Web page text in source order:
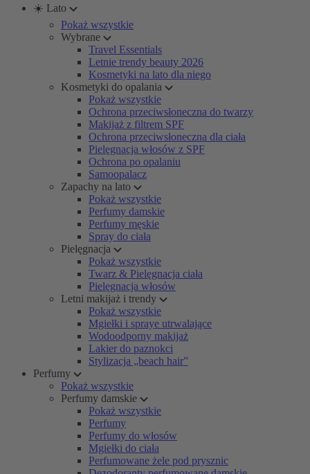
☀️ Lato
Pokaż wszystkie
Wybrane
Travel Essentials
Letnie trendy beauty 2026
Kosmetyki na lato dla niego
Kosmetyki do opalania
Pokaż wszystkie
Ochrona przeciwsłoneczna do twarzy
Makijaż z filtrem SPF
Ochrona przeciwsłoneczna dla ciała
Pielęgnacja włosów z SPF
Ochrona po opalaniu
Samoopalacz
Zapachy na lato
Pokaż wszystkie
Perfumy damskie
Perfumy męskie
Spray do ciała
Pielęgnacja
Pokaż wszystkie
Twarz & Pielęgnacja ciała
Pielęgnacja włosów
Letni makijaż i trendy
Pokaż wszystkie
Mgiełki i spraye utrwalające
Wodoodporny makijaż
Lakier do paznokci
Stylizacja „beach hair”
Perfumy
Pokaż wszystkie
Perfumy damskie
Pokaż wszystkie
Perfumy
Perfumy do włosów
Mgiełki do ciała
Perfumowane żele pod prysznic